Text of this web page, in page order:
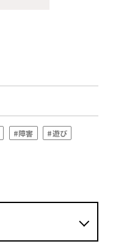
#障害
#遊び